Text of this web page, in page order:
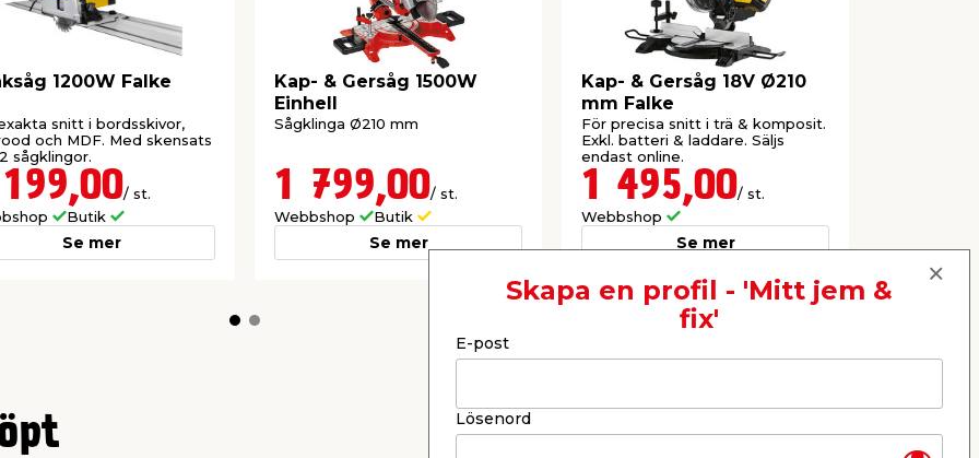
mm1200W Falke
snitt i bordsskivor,
och MDF. Med skensats
sågklingor.
/ st.
Butik
Se mer
Kap- & Gersåg 1500W
Einhell
Sågklinga Ø210 mm
1 799,00/ st.
Webbshop
Butik
Se mer
Kap- & Gersåg 18V Ø210
mm Falke
För precisa snitt i trä & komposit.
Exkl. batteri & laddare. Säljs
endast online.
1 495,00/ st.
Webbshop
Se mer
Skapa en profil - 'Mitt jem &
fix'
E-post
Lösenord